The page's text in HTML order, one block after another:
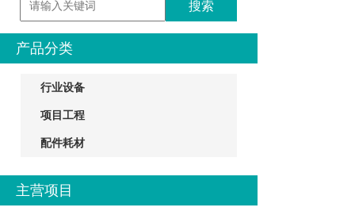
产品分类
行业设备
项目工程
配件耗材
主营项目